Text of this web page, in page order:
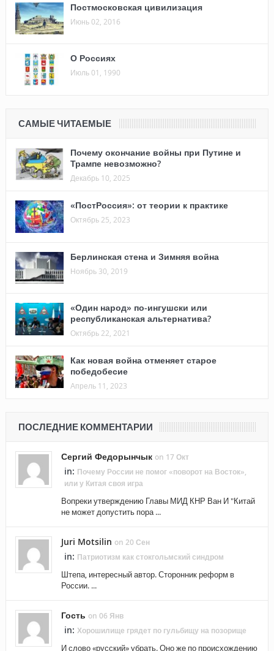
Постмосковская цивилизация
Июнь 02, 2016
О Россиях
Июль 01, 1990
САМЫЕ ЧИТАЕМЫЕ
Почему окончание войны при Путине и
Трампе невозможно?
Декабрь 10, 2025
«ПостРоссия»: от теории к практике
Октябрь 25, 2023
Берлинская стена и Зимняя война
Ноябрь 30, 2019
«Один народ» по-ингушски или
республиканская альтернатива?
Октябрь 22, 2021
Как новая война отменяет старое
победобесие
Апрель 11, 2023
ПОСЛЕДНИЕ КОММЕНТАРИИ
Сергий Федорынчык on 17 Окт
in: Почему России не помог «поворот на Восток»,
или у Китая своя игра
Вопреки утверждению Главы МИД КНР Ван И "Китай
не может допустить пора ...
Juri Motsilin on 20 Сен
in: Патриотизм как стокгольмский синдром
Штепа, интересный автор. Сторонник реформ в
России. ...
Гость on 06 Янв
in: Хорошилище грядет по гульбищу на позорище
И слово «русский» убрать. Оно же по происхождению